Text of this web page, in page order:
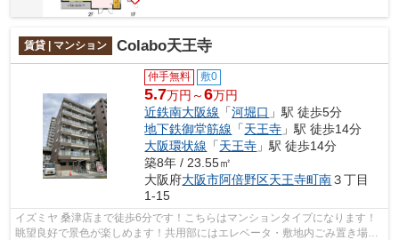
賃貸 | マンション Colabo天王寺
仲手無料 敷0
5.7万円～6万円
近鉄南大阪線 「河堀口 」駅 徒歩5分
地下鉄御堂筋線 「天王寺 」駅 徒歩14分
大阪環状線 「天王寺 」駅 徒歩14分
築8年 / 23.55㎡
大阪府大阪市阿倍野区天王寺町南３丁目
1-15
イズミヤ 桑津店まで徒歩6分です！こちらはマンションタイプになります！
眺望良好で景色が楽しめます！共用部にはエレベータ・敷地内ごみ置き場な